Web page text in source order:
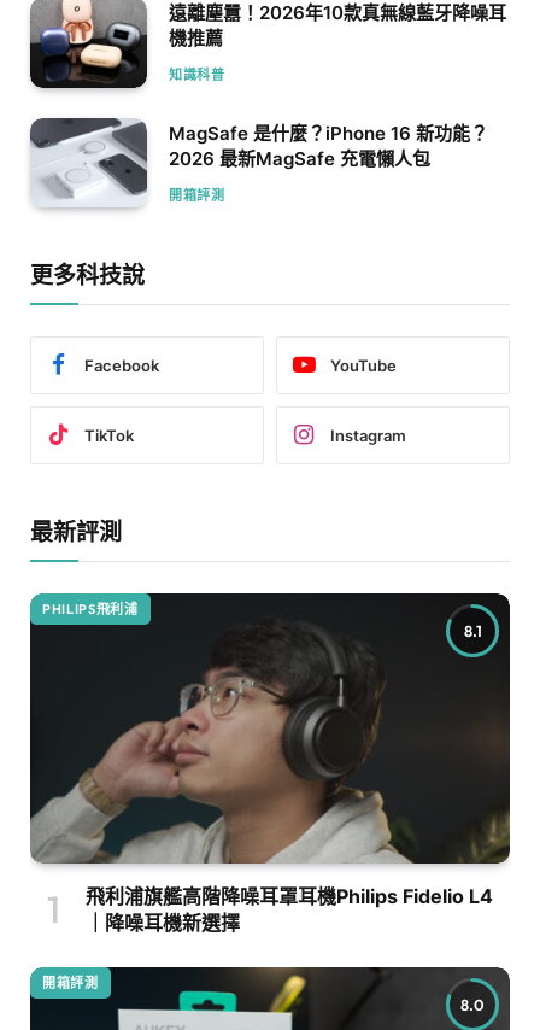
遠離塵囂！2026年10款真無線藍牙降噪耳
機推薦
知識科普
MagSafe 是什麼？iPhone 16 新功能？
2026 最新MagSafe 充電懶人包
開箱評測
更多科技說
Facebook YouTube
TikTok Instagram
最新評測
8.1
PHILIPS飛利浦
飛利浦旗艦高階降噪耳罩耳機Philips Fidelio L4
｜降噪耳機新選擇
8.0
開箱評測